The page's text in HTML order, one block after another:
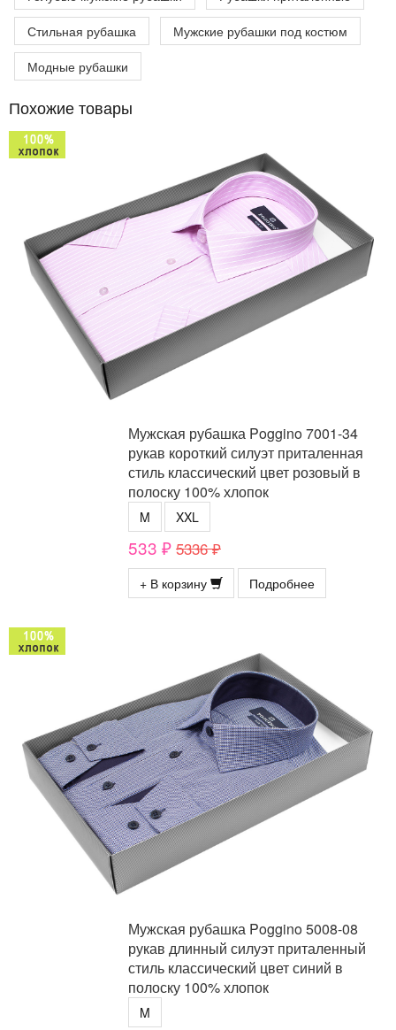
Стильная рубашка
Мужские рубашки под костюм
Модные рубашки
Похожие товары
Мужская рубашка Poggino 7001-34
рукав короткий силуэт приталенная
стиль классический цвет розовый в
полоску 100% хлопок
M XXL
533 ₽ 5336 ₽
+ В корзину Подробнее
Мужская рубашка Poggino 5008-08
рукав длинный силуэт приталенный
стиль классический цвет синий в
полоску 100% хлопок
M